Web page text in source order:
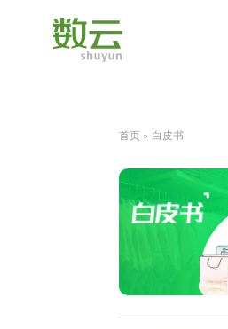
首页 » 白皮书